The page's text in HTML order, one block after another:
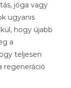
jóga vagy
ugyanis
hogy újabb
a
teljesen
regeneráció